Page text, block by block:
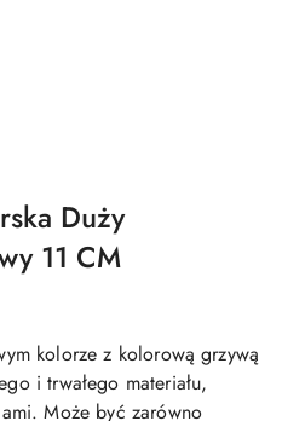
Duży
11 CM
kolorze z kolorową grzywą
i trwałego materiału,
Może być zarówno